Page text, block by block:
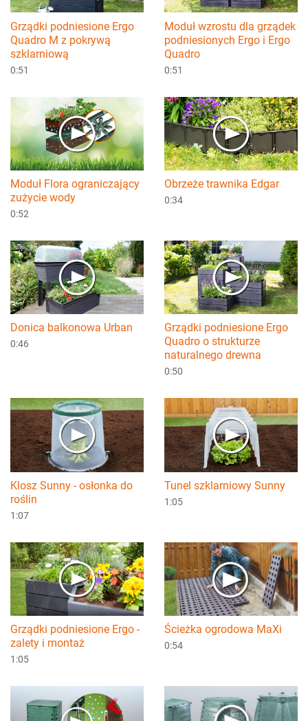
Grządki podniesione Ergo
Quadro M z pokrywą
szklarniową
0:51
Moduł wzrostu dla grządek
podniesionych Ergo i Ergo
Quadro
0:51
Moduł Flora ograniczający
zużycie wody
0:52
Obrzeże trawnika Edgar
0:34
Donica balkonowa Urban
0:46
Grządki podniesione Ergo
Quadro o strukturze
naturalnego drewna
0:50
Klosz Sunny - osłonka do
roślin
1:07
Tunel szklarniowy Sunny
1:05
Grządki podniesione Ergo -
zalety i montaż
1:05
Ścieżka ogrodowa MaXi
0:54